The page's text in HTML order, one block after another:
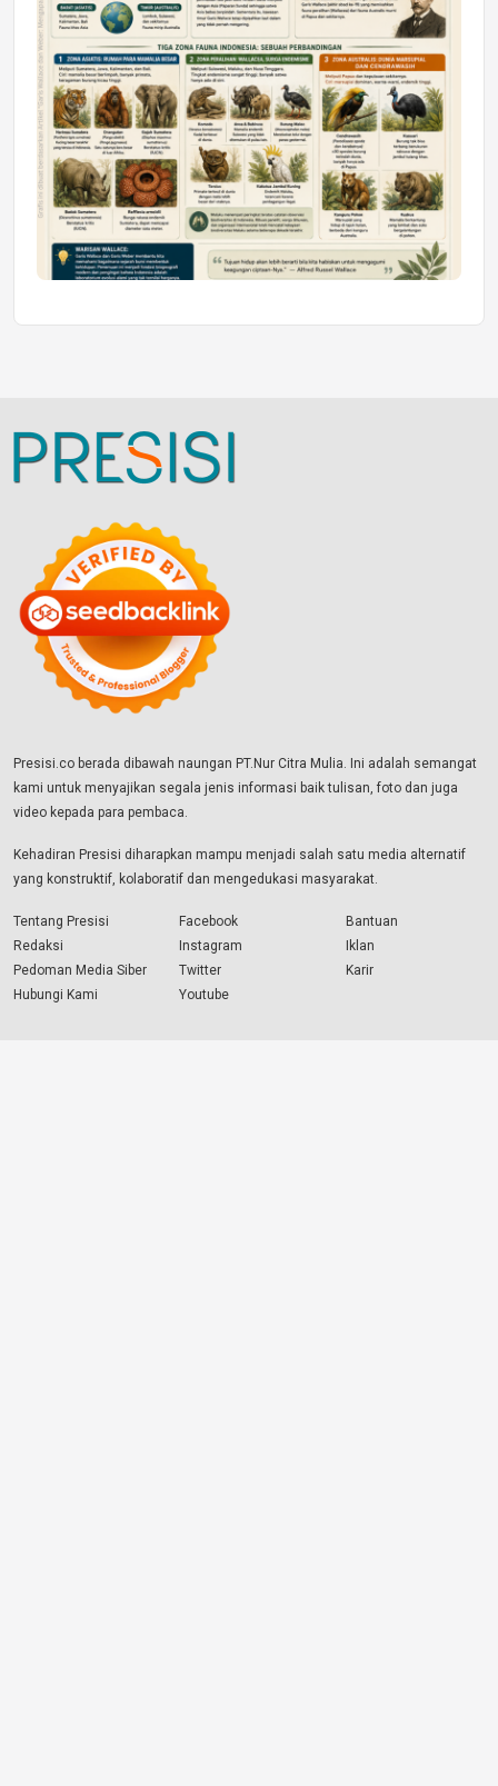
Presisi.co berada dibawah naungan PT.Nur Citra Mulia. Ini adalah semangat
kami untuk menyajikan segala jenis informasi baik tulisan, foto dan juga
video kepada para pembaca.
Kehadiran Presisi diharapkan mampu menjadi salah satu media alternatif
yang konstruktif, kolaboratif dan mengedukasi masyarakat.
Tentang Presisi
Redaksi
Pedoman Media Siber
Hubungi Kami
Facebook
Instagram
Twitter
Youtube
Bantuan
Iklan
Karir